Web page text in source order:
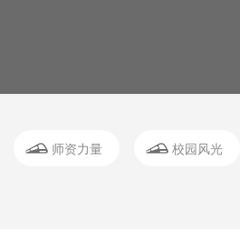
师资力量 校园风光